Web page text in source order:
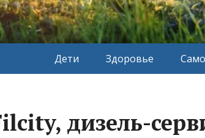
Дети Здоровье
дизель-